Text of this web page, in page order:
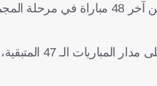
بنى هجوم بايرن ميونخ نجاحه على هذا الأساس الدفاعي المتين، حيث